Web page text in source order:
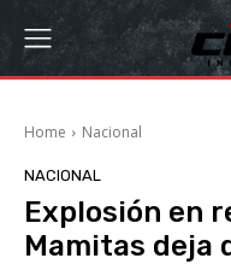
Home Nacional
NACIONAL
Explosión en
Mamitas deja